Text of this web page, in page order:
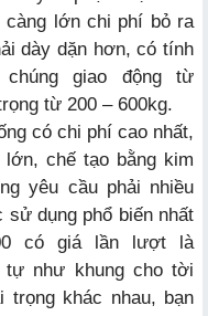
càng lớn chi phí bỏ ra
dày dặn hơn, có tính
giao động từ
từ 200 – 600kg.
có chi phí cao nhất,
chế tạo bằng kim
yêu cầu phải nhiều
dụng phổ biến nhất
có giá lần lượt là
tự như khung cho tời
khác nhau, bạn